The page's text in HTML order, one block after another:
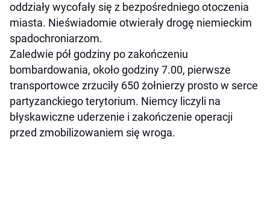
oddziały wycofały się z bezpośredniego otoczenia
miasta. Nieświadomie otwierały drogę niemieckim
spadochroniarzom.
Zaledwie pół godziny po zakończeniu
bombardowania, około godziny 7.00, pierwsze
transportowce zrzuciły 650 żołnierzy prosto w serce
partyzanckiego terytorium. Niemcy liczyli na
błyskawiczne uderzenie i zakończenie operacji
przed zmobilizowaniem się wroga.